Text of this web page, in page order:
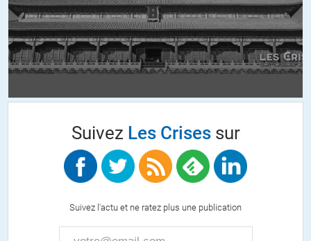
Suivez Les Crisessur
Suivez l'actu et ne ratez plus une publication